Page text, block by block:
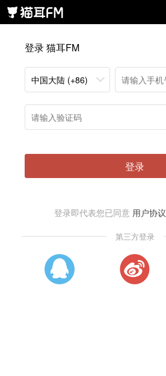
登录 猫耳FM
中国大陆 (+86)
登录
登录即代表您已同意 用户协议
第三方登录